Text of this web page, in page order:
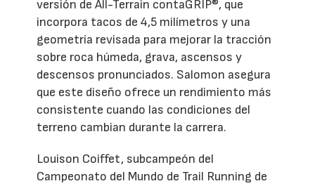
versión de All-Terrain contaGRIP®, que
incorpora tacos de 4,5 milímetros y una
geometría revisada para mejorar la tracción
sobre roca húmeda, grava, ascensos y
descensos pronunciados. Salomon asegura
que este diseño ofrece un rendimiento más
consistente cuando las condiciones del
terreno cambian durante la carrera.
Louison Coiffet, subcampeón del
Campeonato del Mundo de Trail Running de